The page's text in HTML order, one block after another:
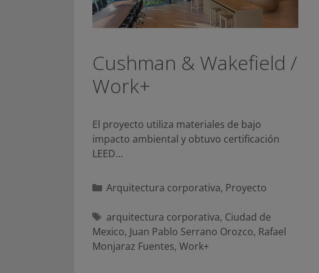
Cushman & Wakefield /
Work+
El proyecto utiliza materiales de bajo
impacto ambiental y obtuvo certificación
LEED…
Categorías
Arquitectura corporativa, Proyecto
Etiquetas
arquitectura corporativa, Ciudad de
Mexico, Juan Pablo Serrano Orozco, Rafael
Monjaraz Fuentes, Work+